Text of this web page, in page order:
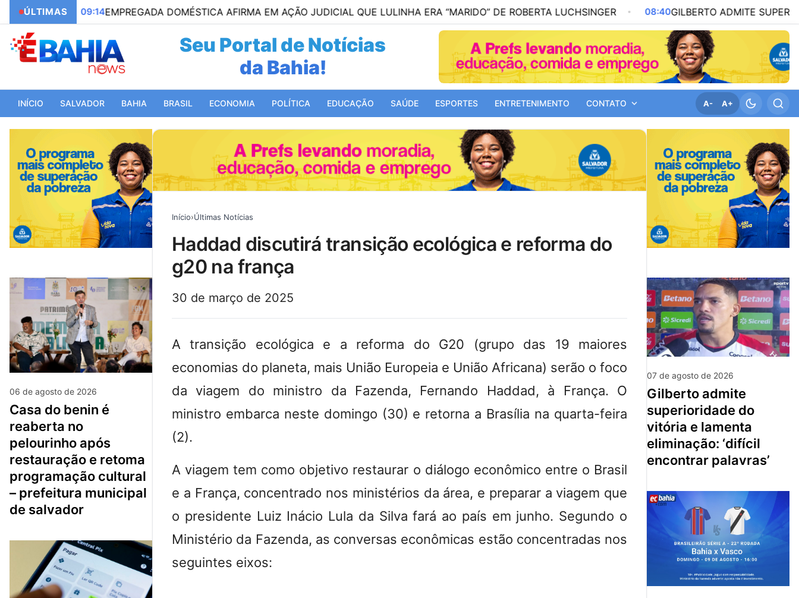
ÚLTIMAS
09:14EMPREGADA DOMÉSTICA AFIRMA EM AÇÃO JUDICIAL QUE LULINHA ERA “MARIDO” DE ROBERTA LUCHSINGER 08:40GILBERTO ADMITE SUPERIORIDADE DO
Seu Portal de Notícias
da Bahia!
do Brasil!
INÍCIO SALVADOR BAHIA BRASIL ECONOMIA POLÍTICA EDUCAÇÃO SAÚDE ESPORTES ENTRETENIMENTO CONTATO A- A+
06 de agosto de 2026
casa do benin é
reaberta no
pelourinho após
restauração e retoma
programação cultural
– prefeitura municipal
de salvador
Início›Últimas Notícias
haddad discutirá transição ecológica e reforma do
g20 na frança
30 de março de 2025
A transição ecológica e a reforma do G20 (grupo das 19 maiores
economias do planeta, mais União Europeia e União Africana) serão o foco
da viagem do ministro da Fazenda, Fernando Haddad, à França. O
ministro embarca neste domingo (30) e retorna a Brasília na quarta-feira
(2).
A viagem tem como objetivo restaurar o diálogo econômico entre o Brasil
e a França, concentrado nos ministérios da área, e preparar a viagem que
o presidente Luiz Inácio Lula da Silva fará ao país em junho. Segundo o
Ministério da Fazenda, as conversas econômicas estão concentradas nos
seguintes eixos:
07 de agosto de 2026
gilberto admite
superioridade do
vitória e lamenta
eliminação: ‘difícil
encontrar palavras’